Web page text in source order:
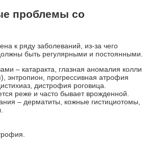
проблемы со
к ряду заболеваний, из-за чего
быть регулярными и постоянными.
– катаракта, глазная аномалия колли
энтропион, прогрессивная атрофия
дистрофия роговица.
реже и часто бывает врожденной.
– дерматиты, кожные гистициотомы,